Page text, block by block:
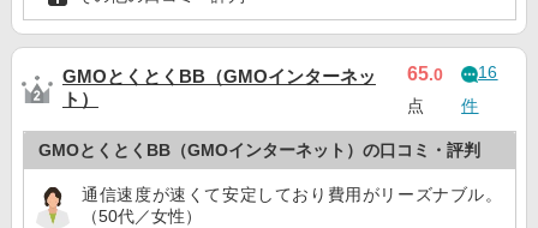
GMOとくとくBB（GMOインターネッ
ト）
65.0
点
16
件
GMOとくとくBB（GMOインターネット）の口コミ・評判
通信速度が速くて安定しており費用がリーズナブル。
（50代／女性）